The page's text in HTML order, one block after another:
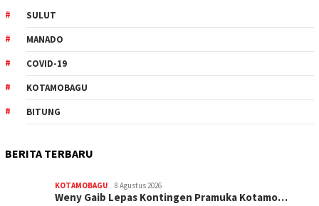
SULUT
MANADO
COVID-19
KOTAMOBAGU
BITUNG
BERITA TERBARU
KOTAMOBAGU 8 Agustus 2026
Weny Gaib Lepas Kontingen Pramuka Kotamo…